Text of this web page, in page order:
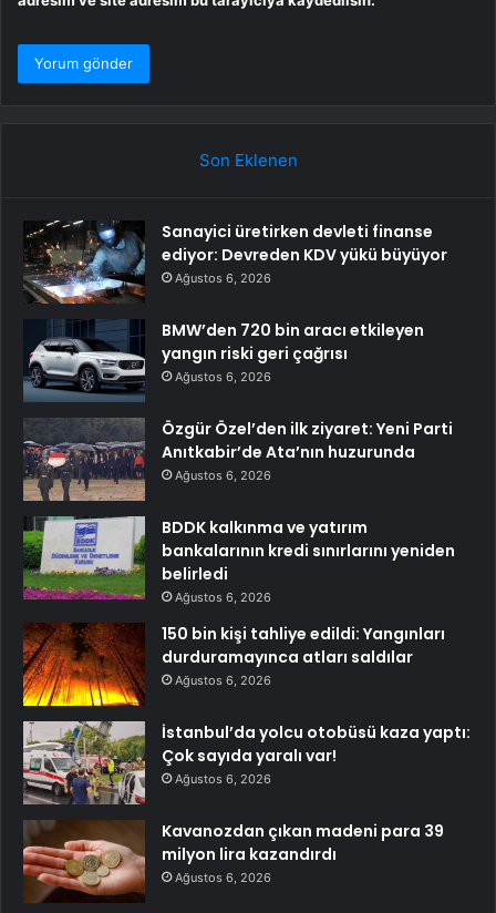
Son Eklenen
Sanayici üretirken devleti finanse
ediyor: Devreden KDV yükü büyüyor
Ağustos 6, 2026
BMW’den 720 bin aracı etkileyen
yangın riski geri çağrısı
Ağustos 6, 2026
Özgür Özel’den ilk ziyaret: Yeni Parti
Anıtkabir’de Ata’nın huzurunda
Ağustos 6, 2026
BDDK kalkınma ve yatırım
bankalarının kredi sınırlarını yeniden
belirledi
Ağustos 6, 2026
150 bin kişi tahliye edildi: Yangınları
durduramayınca atları saldılar
Ağustos 6, 2026
İstanbul’da yolcu otobüsü kaza yaptı:
Çok sayıda yaralı var!
Ağustos 6, 2026
Kavanozdan çıkan madeni para 39
milyon lira kazandırdı
Ağustos 6, 2026